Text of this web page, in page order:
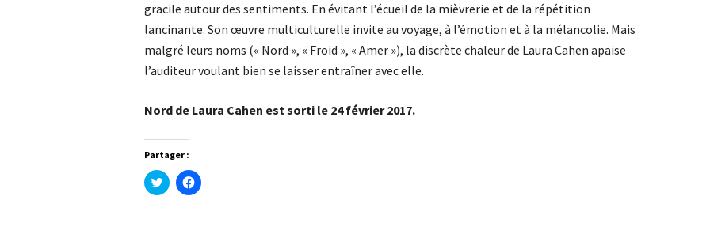
gracile autour des sentiments. En évitant l’écueil de la mièvrerie et de la répétition
lancinante. Son œuvre multiculturelle invite au voyage, à l’émotion et à la mélancolie. Mais
malgré leurs noms (« Nord », « Froid », « Amer »), la discrète chaleur de Laura Cahen apaise
l’auditeur voulant bien se laisser entraîner avec elle.
Nord de Laura Cahen est sorti le 24 février 2017.
Partager :
Cliquez
pour
Cliquez
pour